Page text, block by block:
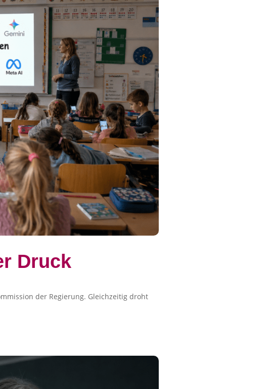
Druck
der Regierung. Gleichzeitig droht